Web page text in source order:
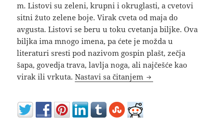
m. Listovi su zeleni, krupni i okruglasti, a cvetovi
sitni žuto zelene boje. Virak cveta od maja do
avgusta. Listovi se beru u toku cvetanja biljke. Ova
biljka ima mnogo imena, pa ćete je možda u
literaturi sresti pod nazivom gospin plašt, zečja
šapa, govedja trava, lavlja noga, ali najčešće kao
virak ili vrkuta.Nastavi sa čitanjem Virak ili vrkuta čuva